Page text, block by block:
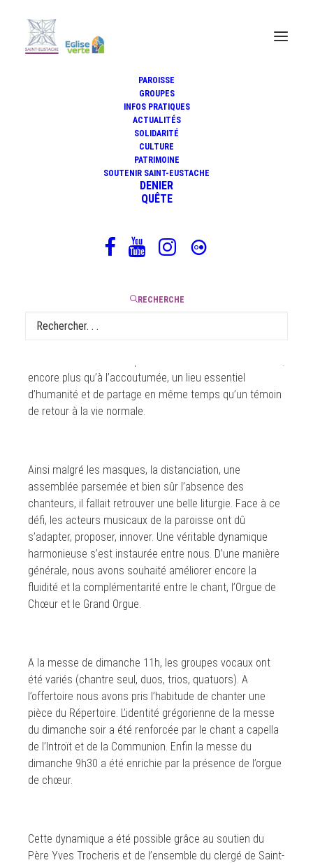
PAROISSE
GROUPES
INFOS PRATIQUES
ACTUALITÉS
SOLIDARITÉ
CULTURE
PATRIMOINE
SOUTENIR SAINT-EUSTACHE
DENIER
QUÊTE
RECHERCHE
Une dynamique harmonieuse
7 mai 2021 | 2 Minutes
inédite du confinement, reprenaient les offices à Saint-
encore plus qu’à l’accoutumée, un lieu essentiel
d’humanité et de partage en même temps qu’un témoin
de retour à la vie normale.
Ainsi malgré les masques, la distanciation, une
assemblée parsemée et bien sûr l’absence des
chanteurs, il fallait retrouver une belle liturgie. Face à ce
défi, les acteurs musicaux de la paroisse ont dû
s’adapter, proposer, innover. Une véritable dynamique
harmonieuse s’est instaurée entre nous. D’une manière
générale, nous avons souhaité améliorer encore la
fluidité et la complémentarité entre le chant, l’Orgue de
Chœur et le Grand Orgue.
A la messe de dimanche 11h, les groupes vocaux ont
été variés (chantre seul, duos, trios, quatuors). A
l’offertoire nous avons pris l’habitude de chanter une
pièce du Répertoire. L’identité grégorienne de la messe
du dimanche soir a été renforcée par le chant a capella
de l’Introït et de la Communion. Enfin la messe du
dimanche 9h30 a été enrichie par la présence de l’orgue
de chœur.
Cette dynamique a été possible grâce au soutien du
Père Yves Trocheris et de l’ensemble du clergé de Saint-